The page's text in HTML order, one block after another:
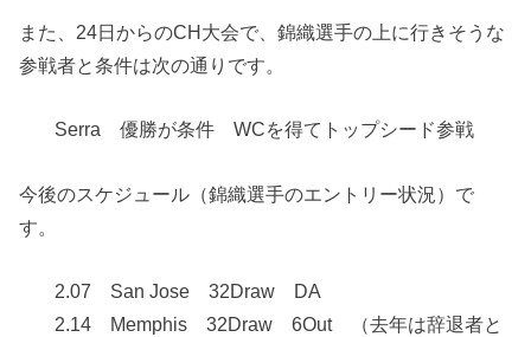
また、24日からのCH大会で、錦織選手の上に行きそうな
参戦者と条件は次の通りです。
Serra 優勝が条件 WCを得てトップシード参戦
今後のスケジュール（錦織選手のエントリー状況）で
す。
2.07 San Jose 32Draw DA
2.14 Memphis 32Draw 6Out （去年は辞退者と